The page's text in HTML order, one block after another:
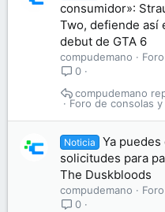
consumidor»:
Two, defiende así
debut de GTA 6
compudemano
0
Foro de consolas
compudemano
Noticia
Ya
solicitudes para
The Duskbloods
compudemano
0